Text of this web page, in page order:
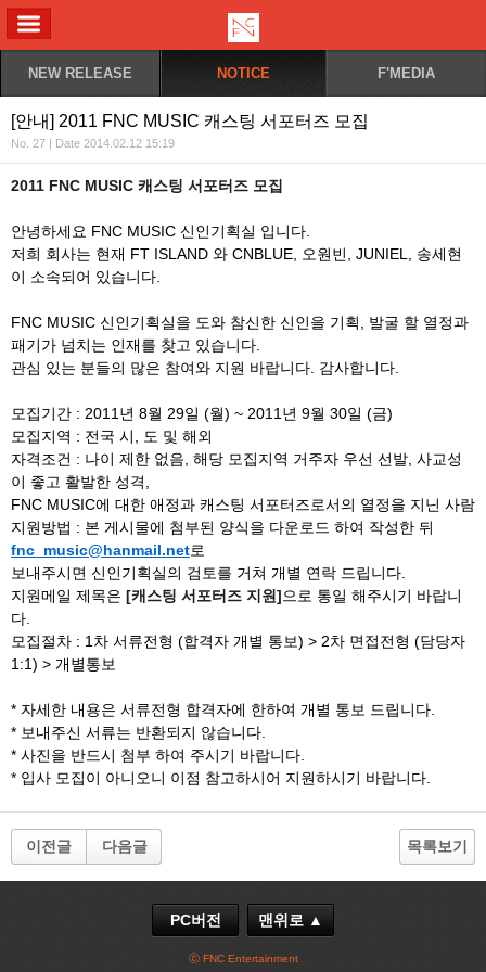
NEW RELEASE NOTICE F'MEDIA
[안내] 2011 FNC MUSIC 캐스팅 서포터즈 모집
No. 27 | Date 2014.02.12 15:19
2011 FNC MUSIC 캐스팅 서포터즈 모집
안녕하세요 FNC MUSIC 신인기획실 입니다.
저희 회사는 현재 FT ISLAND 와 CNBLUE, 오원빈, JUNIEL, 송세현
이 소속되어 있습니다.
FNC MUSIC 신인기획실을 도와 참신한 신인을 기획, 발굴 할 열정과
패기가 넘치는 인재를 찾고 있습니다.
관심 있는 분들의 많은 참여와 지원 바랍니다. 감사합니다.
모집기간 : 2011년 8월 29일 (월) ~ 2011년 9월 30일 (금)
모집지역 : 전국 시, 도 및 해외
자격조건 : 나이 제한 없음, 해당 모집지역 거주자 우선 선발, 사교성
이 좋고 활발한 성격,
FNC MUSIC에 대한 애정과 캐스팅 서포터즈로서의 열정을 지닌 사람
지원방법 : 본 게시물에 첨부된 양식을 다운로드 하여 작성한 뒤
fnc_music@hanmail.net로
보내주시면 신인기획실의 검토를 거쳐 개별 연락 드립니다.
지원메일 제목은 [캐스팅 서포터즈 지원]으로 통일 해주시기 바랍니
다.
모집절차 : 1차 서류전형 (합격자 개별 통보) > 2차 면접전형 (담당자
1:1) > 개별통보
* 자세한 내용은 서류전형 합격자에 한하여 개별 통보 드립니다.
* 보내주신 서류는 반환되지 않습니다.
* 사진을 반드시 첨부 하여 주시기 바랍니다.
* 입사 모집이 아니오니 이점 참고하시어 지원하시기 바랍니다.
이전글 다음글 목록보기
PC버전 맨위로 ▲
ⓒ FNC Entertainment